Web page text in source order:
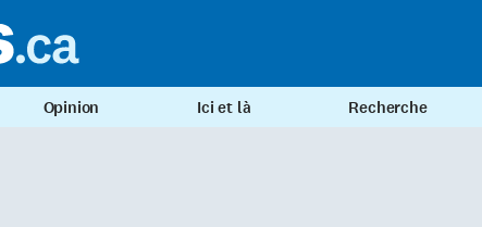
Opinion Ici et là Recherche